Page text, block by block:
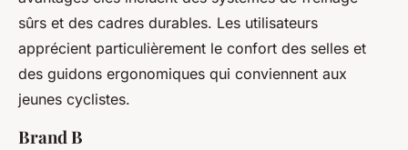
sûrs et des cadres durables. Les utilisateurs
apprécient particulièrement le confort des selles et
des guidons ergonomiques qui conviennent aux
jeunes cyclistes.
Brand B